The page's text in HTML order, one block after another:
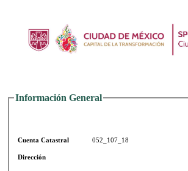
Información General
Cuenta Catastral 052_107_18
Dirección